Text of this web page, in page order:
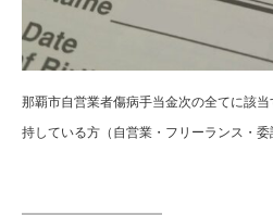
那覇市自営業者傷病手当金次の全てに該
持している方（自営業・フリーランス・委